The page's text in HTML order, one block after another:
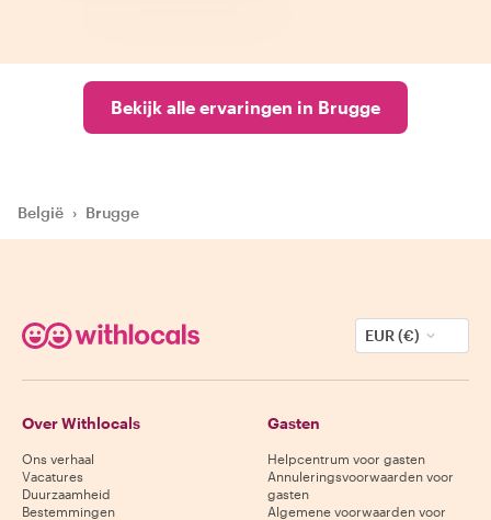
Bekijk alle ervaringen in Brugge
België › Brugge
EUR (€)
Over Withlocals
Ons verhaal
Vacatures
Duurzaamheid
Bestemmingen
Gasten
Helpcentrum voor gasten
Annuleringsvoorwaarden voor
gasten
Algemene voorwaarden voor